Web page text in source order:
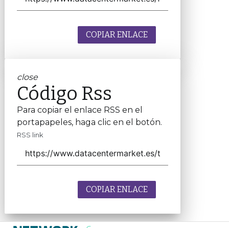
COPIAR ENLACE
close
Código Rss
Para copiar el enlace RSS en el
portapapeles, haga clic en el botón.
RSS link
COPIAR ENLACE